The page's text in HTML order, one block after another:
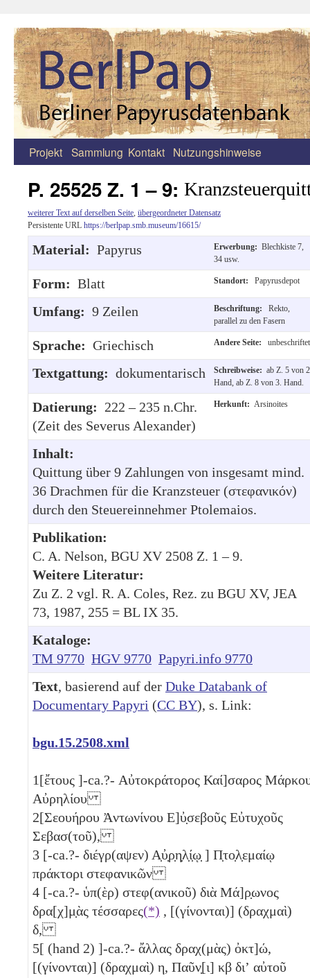
Zum
Projekt Sammlung Kontakt Nutzungshinweise
P. 25525 Z. 1 – 9:
weiterer Text auf derselben Seite übergeordneter Datensatz
Persistente URL https://berlpap.smb.museum/16615/
Material: Papyrus Erwerbung: Blechkiste 7,
34 usw.
Form: Blatt Standort: Papyrusdepot
Umfang: 9 Zeilen Beschriftung:
Rekto,
parallel zu den Fasern
Sprache: Griechisch Andere Seite: unbeschriftet
Textgattung: dokumentarisch Schreibweise: ab Z. 5 von
Hand, ab Z. 8 von 3. Hand.
Datierung: 222 – 235 n.Chr.
(Zeit des Severus Alexander)
Herkunft: Arsinoites
Inhalt:
Quittung über 9 Zahlungen von insgesamt mind.
36 Drachmen für die Kranzsteuer (στεφανικόν)
durch den Steuereinnehmer Ptolemaios.
Publikation:
C. A. Nelson, BGU XV 2508 Z. 1 – 9.
Weitere Literatur:
Zu Z. 2 vgl. R. A. Coles, Rez. zu BGU XV, JEA
73, 1987, 255 = BL IX 35.
Kataloge:
TM 9770 HGV 9770 Papyri.info 9770
Text, basierend auf der Duke Databank of
Documentary Papyri (CC BY), s. Link:
bgu.15.2508.xml
1[ἔτους ]-ca.?- Αὐτοκράτορος Καί]σαρος
Αὐρηλίου
2[Σεουήρου Ἀντωνίνου Ε]ὐ̣σεβοῦς Εὐτυχοῦς
Σεβασ(τοῦ),
3 [-ca.?- διέγρ(αψεν) Α̣ὐ̣ρ̣η̣λ̣ί̣ῳ̣ ] Π̣το̣λ̣εμαίῳ
πράκτορι στεφανικῶν
4 [-ca.?- ὑπ(ὲρ) στεφ(ανικοῦ) διὰ Μά]ρ̣ωνος
δρα[χ]μ̣ὰς τέσσαρες(*) , [(γίνονται)] (δραχμαὶ)
δ,
5[ (hand 2) ]-ca.?- ἄλλας δραχ(μὰς) ὀκτ]ώ,
[(γίνονται)] (δραχμαὶ) η, Παῦν̣[ι] κβ διʼ αὐτοῦ